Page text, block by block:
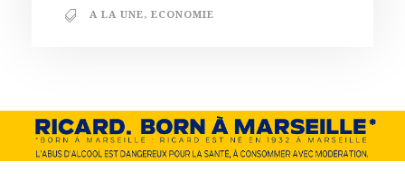
A LA UNE, ECONOMIE